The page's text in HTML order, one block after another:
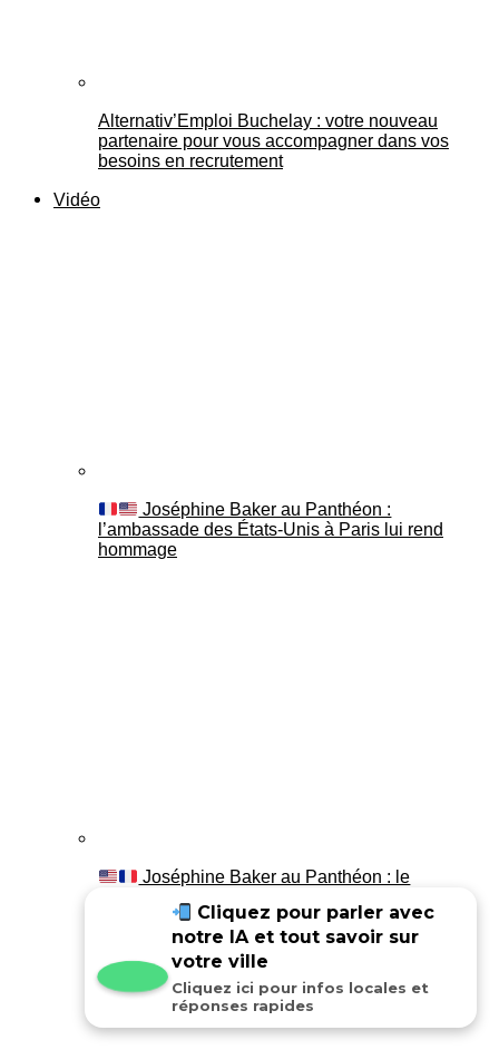
Alternativ’Emploi Buchelay : votre nouveau
partenaire pour vous accompagner dans vos
besoins en recrutement
Vidéo
Joséphine Baker au Panthéon :
l’ambassade des États-Unis à Paris lui rend
hommage
Joséphine Baker au Panthéon : le
Cliquez pour parler avec
notre IA et tout savoir sur
votre ville
Cliquez ici pour infos locales et
réponses rapides